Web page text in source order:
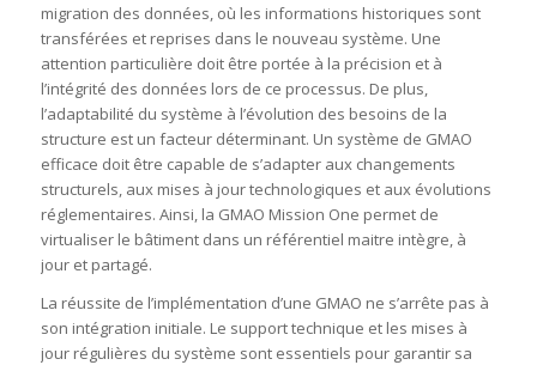
migration des données, où les informations historiques sont
transférées et reprises dans le nouveau système. Une
attention particulière doit être portée à la précision et à
l’intégrité des données lors de ce processus. De plus,
l’adaptabilité du système à l’évolution des besoins de la
structure est un facteur déterminant. Un système de GMAO
efficace doit être capable de s’adapter aux changements
structurels, aux mises à jour technologiques et aux évolutions
réglementaires. Ainsi, la GMAO Mission One permet de
virtualiser le bâtiment dans un référentiel maitre intègre, à
jour et partagé.
La réussite de l’implémentation d’une GMAO ne s’arrête pas à
son intégration initiale. Le support technique et les mises à
jour régulières du système sont essentiels pour garantir sa